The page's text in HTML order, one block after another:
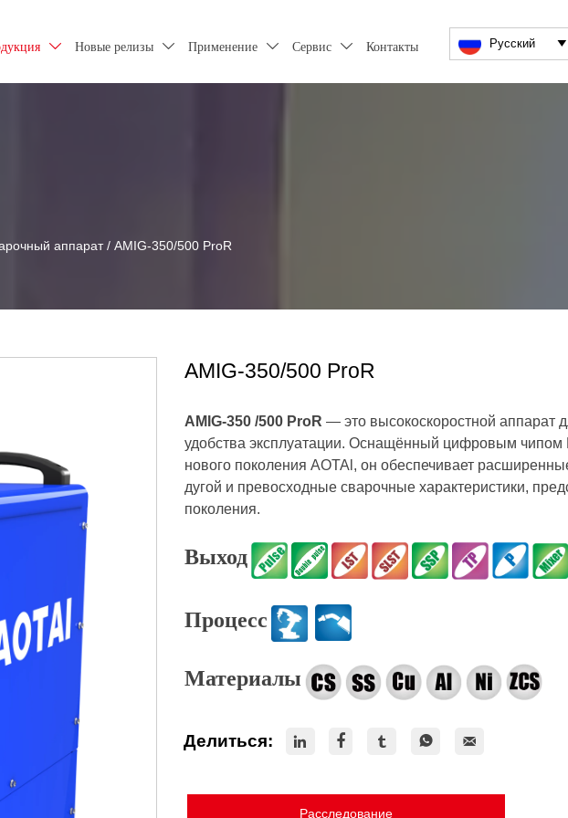
 Новые релизы  Применение  Сервис  Контакты Русский 
аппарат/ AMIG-350/500 ProR
AMIG-350/500 ProR
AMIG-350 /500 ProR — это высокоскоростной аппарат
удобства эксплуатации. Оснащённый цифровым чипом
нового поколения AOTAl, он обеспечивает
дугой и превосходные сварочные характеристики,
поколения.
Выход
Процесс
Материалы
Делиться:     
Расследование